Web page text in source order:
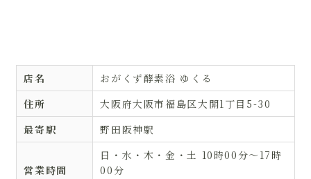
店名
おがくず酵素浴 ゆくる
住所
大阪府大阪市福島区大開1丁目5-30
最寄駅
野田阪神駅
営業時間
日・水・木・金・土 10時00分～17時
00分